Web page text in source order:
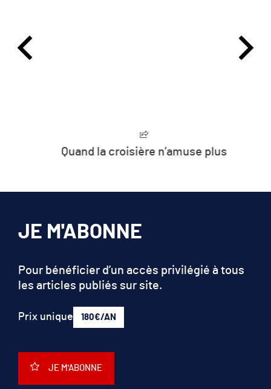
Quand la croisière n’amuse plus
JE M'ABONNE
Pour bénéficier d’un accès privilégié à tous
les articles publiés sur site.
Prix unique 180€/AN
JE M'ABONNE